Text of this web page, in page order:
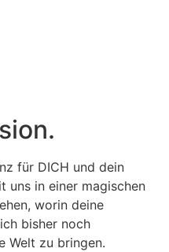
für DICH und dein
uns in einer magischen
worin deine
bisher noch
Welt zu bringen.